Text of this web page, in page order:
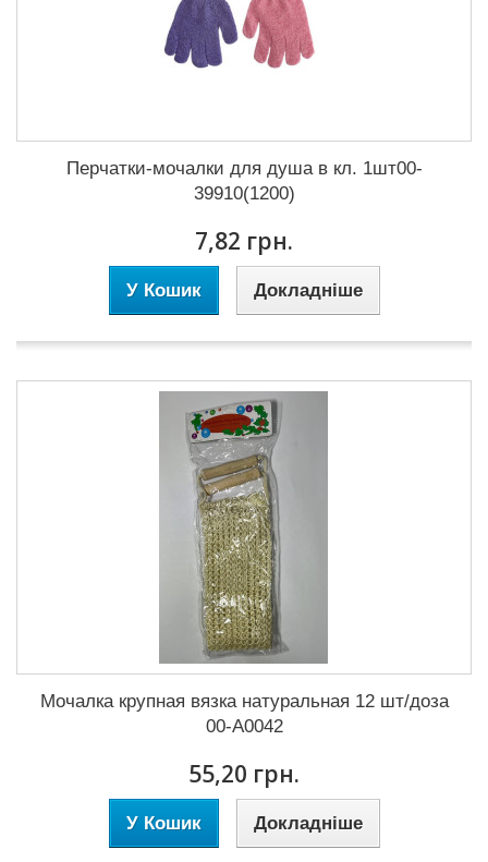
Перчатки-мочалки для душа в кл. 1шт00-
39910(1200)
7,82 грн.
У Кошик Докладніше
Мочалка крупная вязка натуральная 12 шт/доза
00-А0042
55,20 грн.
У Кошик Докладніше